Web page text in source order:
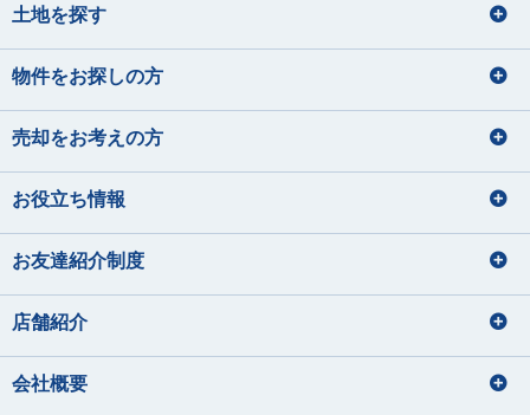
土地を探す
物件をお探しの方
売却をお考えの方
お役立ち情報
お友達紹介制度
店舗紹介
会社概要